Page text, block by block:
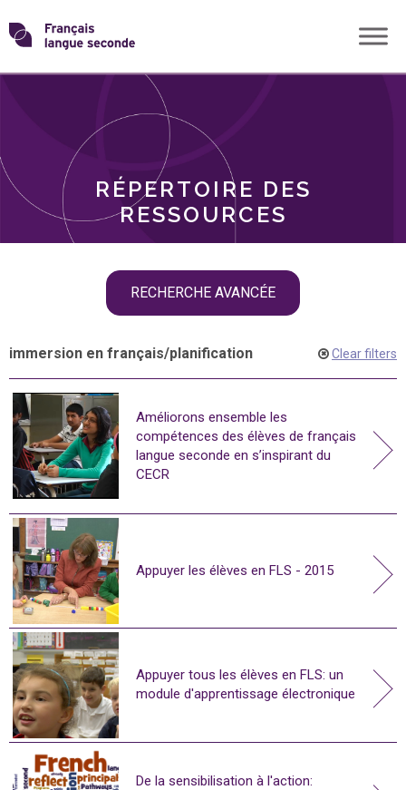
Skip
toTransformons
langue
RÉPERTOIRE DES
RESSOURCES
RECHERCHE AVANCÉE
THÈMES
immersion en français/planification Clear filters
Améliorons ensemble les
compétences des élèves de français
langue seconde en s’inspirant du
CECR
Appuyer les élèves en FLS - 2015
Appuyer tous les élèves en FLS: un
module d'apprentissage électronique
De la sensibilisation à l'action: